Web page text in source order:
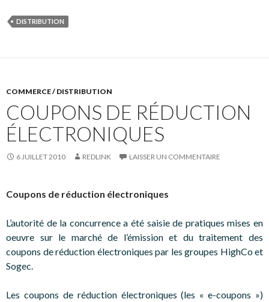
DISTRIBUTION
COMMERCE / DISTRIBUTION
COUPONS DE RÉDUCTION
ÉLECTRONIQUES
6 JUILLET 2010 REDLINK LAISSER UN COMMENTAIRE
Coupons de réduction électroniques
L’autorité de la concurrence a été saisie de pratiques mises en
oeuvre sur le marché de l’émission et du traitement des
coupons de réduction électroniques par les groupes HighCo et
Sogec.
Les coupons de réduction électroniques (les « e-coupons »)